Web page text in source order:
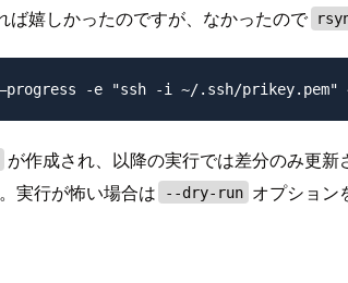
嬉しかったのですが、なかったので
が作成され、以降の実行では差分のみ更
実行が怖い場合は --dry-run オプション